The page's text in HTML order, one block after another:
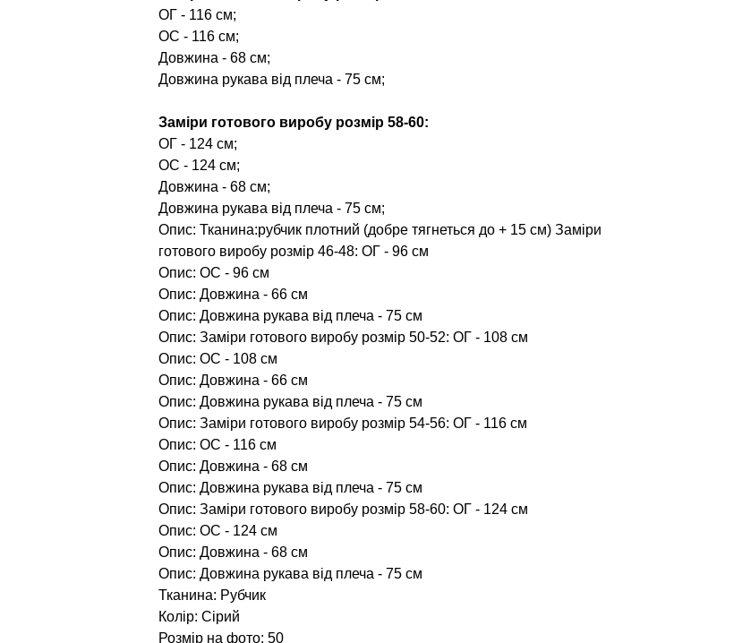
ОГ - 116 см;
ОС - 116 см;
Довжина - 68 см;
Довжина рукава від плеча - 75 см;
Заміри готового виробу розмір 58-60:
ОГ - 124 см;
ОС - 124 см;
Довжина - 68 см;
Довжина рукава від плеча - 75 см;
Опис: Тканина:рубчик плотний (добре тягнеться до + 15 см) Заміри
готового виробу розмір 46-48: ОГ - 96 см
Опис: ОС - 96 см
Опис: Довжина - 66 см
Опис: Довжина рукава від плеча - 75 см
Опис: Заміри готового виробу розмір 50-52: ОГ - 108 см
Опис: ОС - 108 см
Опис: Довжина - 66 см
Опис: Довжина рукава від плеча - 75 см
Опис: Заміри готового виробу розмір 54-56: ОГ - 116 см
Опис: ОС - 116 см
Опис: Довжина - 68 см
Опис: Довжина рукава від плеча - 75 см
Опис: Заміри готового виробу розмір 58-60: ОГ - 124 см
Опис: ОС - 124 см
Опис: Довжина - 68 см
Опис: Довжина рукава від плеча - 75 см
Тканина: Рубчик
Колір: Сірий
Розмір на фото: 50